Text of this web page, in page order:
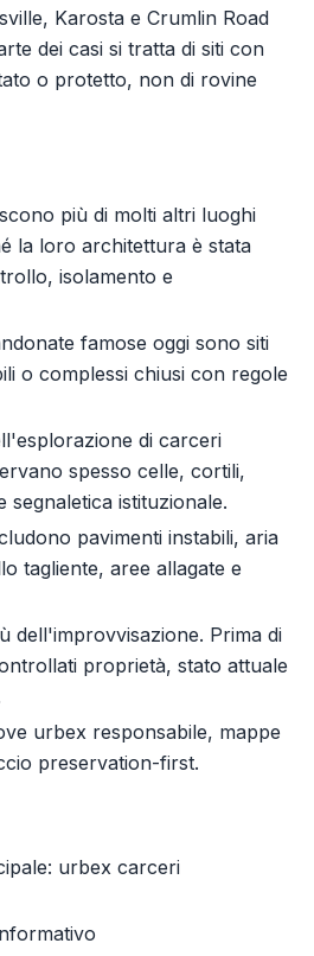
Karosta e Crumlin Road
dei casi si tratta di siti con
o protetto, non di rovine
più di molti altri luoghi
la loro architettura è stata
isolamento e
famose oggi sono siti
o complessi chiusi con regole
di carceri
spesso celle, cortili,
segnaletica istituzionale.
pavimenti instabili, aria
tagliente, aree allagate e
dell'improvvisazione. Prima di
proprietà, stato attuale
urbex responsabile, mappe
preservation-first.
urbex carceri